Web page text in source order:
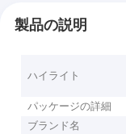
製品の説明
ハイライト
パッケージの詳細
ブランド名